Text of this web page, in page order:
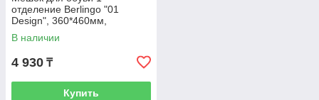
отделение Berlingo "01
Design", 360*460мм,
вентиляционная сеточка ,
светоотражающа
В наличии
4 930 ₸
Купить